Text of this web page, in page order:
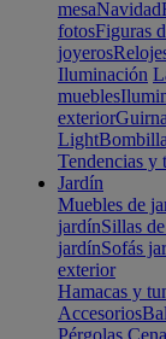
mesaNavidad
fotosFiguras
joyeros
Iluminación
muebles
exterior
Light
Tendencias y
Jardín
Muebles de
jardínSillas
jardínSofás
exterior
Hamacas y
Accesorios
Pérgolas